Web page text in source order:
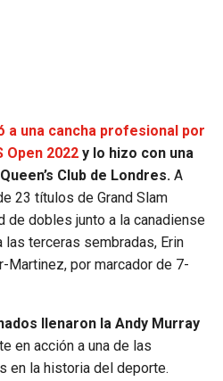
a una cancha profesional por
Open 2022 y lo hizo con una
Club de Londres. A
23 títulos de Grand Slam
de dobles junto a la canadiense
terceras sembradas, Erin
Martinez, por marcador de 7-
llenaron la Andy Murray
en acción a una de las
en la historia del deporte.